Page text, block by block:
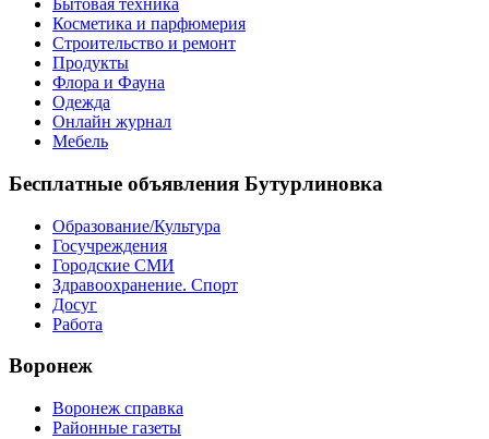
Бытовая техника
Косметика и парфюмерия
Строительство и ремонт
Продукты
Флора и Фауна
Одежда
Онлайн журнал
Мебель
Бесплатные объявления Бутурлиновка
Образование/Культура
Госучреждения
Городские СМИ
Здравоохранение. Спорт
Досуг
Работа
Воронеж
Воронеж справка
Районные газеты